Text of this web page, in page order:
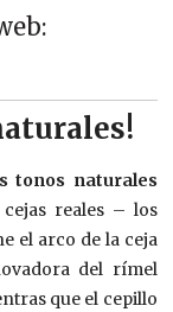
tonos naturales
reales – los
el arco de la ceja
del rímel
que el cepillo